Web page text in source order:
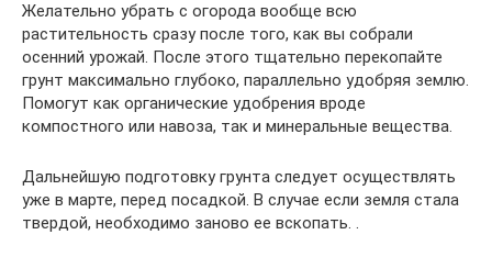
Желательно убрать с огорода вообще всю
растительность сразу после того, как вы собрали
осенний урожай. После этого тщательно перекопайте
грунт максимально глубоко, параллельно удобряя землю.
Помогут как органические удобрения вроде
компостного или навоза, так и минеральные вещества.
Дальнейшую подготовку грунта следует осуществлять
уже в марте, перед посадкой. В случае если земля стала
твердой, необходимо заново ее вскопать. .